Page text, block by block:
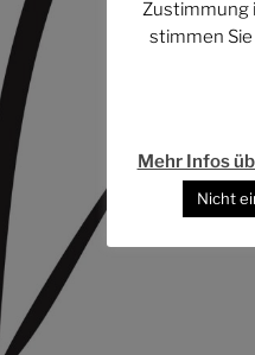
Zustimmung
stimmen
Mehr Infos
Nicht